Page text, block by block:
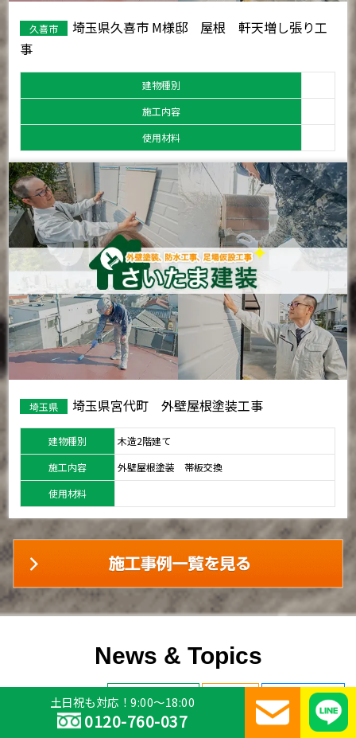
久喜市
埼玉県久喜市 M様邸 屋根 軒天増し張り工
事
建物種別
施工内容
使用材料
埼玉県 埼玉県宮代町 外壁屋根塗装工事
建物種別
木造2階建て
施工内容
外壁屋根塗装 帯板交換
使用材料
News & Topics
外壁塗装ブログ
土日祝も対応！9:00～18:00
0120-760-037